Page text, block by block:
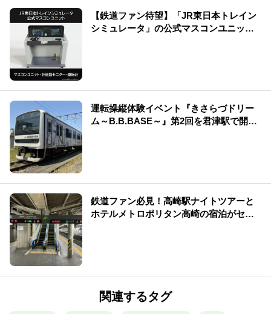
【鉄道ファン待望】「JR東日本トレイン
シミュレータ」の公式マスコンユニット
運転操縦体験イベント『きさらづドリー
ム～B.B.BASE～』第2回を君津駅で開
鉄道ファン必見！高崎駅ナイトツアーと
ホテルメトロポリタン高崎の宿泊がセッ
関連するタグ